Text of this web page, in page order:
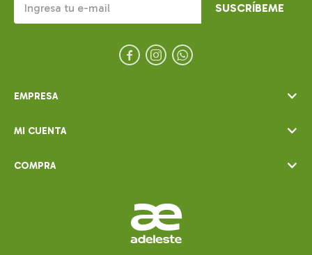
EMPRESA
MI CUENTA
COMPRA
SUSCRÍBEME
  